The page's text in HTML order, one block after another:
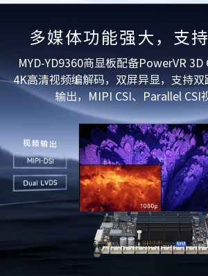
多媒体功能强大，支
MYD-YD9360商显板配备PowerVR
4K高清视频编解码，双屏异显，支持双
输出，MIPI CSI、Parallel CSI